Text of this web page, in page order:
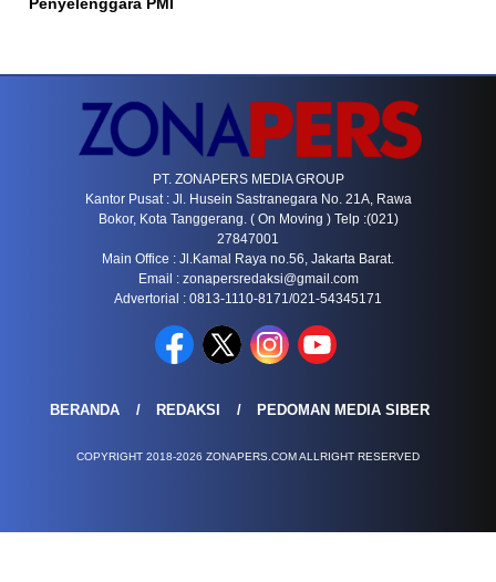
Penyelenggara PMI
PT. ZONAPERS MEDIA GROUP
Kantor Pusat : Jl. Husein Sastranegara No. 21A, Rawa
Bokor, Kota Tanggerang. ( On Moving ) Telp :(021)
27847001
Main Office : Jl.Kamal Raya no.56, Jakarta Barat.
Email : zonapersredaksi@gmail.com
Advertorial : 0813-1110-8171/021-54345171
BERANDA REDAKSI PEDOMAN MEDIA SIBER
COPYRIGHT 2018-2026 ZONAPERS.COM ALLRIGHT RESERVED